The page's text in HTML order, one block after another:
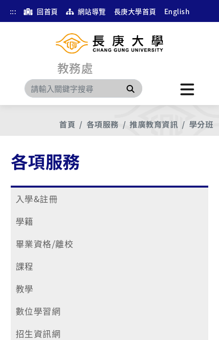
::: 回首頁 網站導覽 長庚大學首頁 English
教務處
搜尋
首頁 各項服務 推廣教育資訊 學分班
各項服務
入學&註冊
學籍
畢業資格/離校
課程
教學
數位學習網
招生資訊網